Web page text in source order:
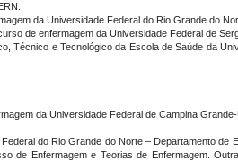
da Universidade Federal do Rio Grande do
de enfermagem da Universidade Federal de
Técnico e Tecnológico da Escola de Saúde da
da Universidade Federal de Campina
do Rio Grande do Norte – Departamento de
de Enfermagem e Teorias de Enfermagem.